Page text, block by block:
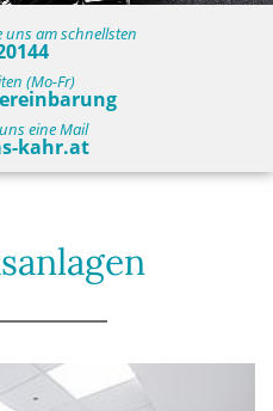
uns am schnellsten
(Mo-Fr)
eine Mail
kahr.at